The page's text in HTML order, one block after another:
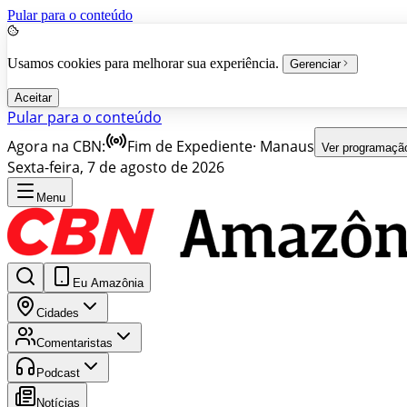
Pular para o conteúdo
Usamos cookies para melhorar sua experiência. Gerenciar
Aceitar
Pular para o conteúdo
Agora na CBN:
Fim de Expediente· Manaus Ver
Sexta-feira, 7 de agosto de 2026
Menu
Eu Amazônia
Cidades
Comentaristas
Podcast
Notícias